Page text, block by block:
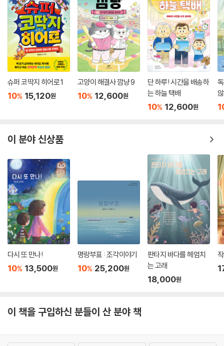
슈퍼 코딱지 히어로 1
10% 15,120원
고양이 해결사 깜냥 9
10% 12,600원
단 하루! 시간을 배송하
는 하늘 택배
10% 12,600원
이 분야 신상품
다시 또 만나!
10% 13,500원
명랑부표 : 조각이야기
10% 25,200원
판타지 바다를 헤엄치
는 고래
18,000원
이 책을 구입하신 분들이 산 분야 책